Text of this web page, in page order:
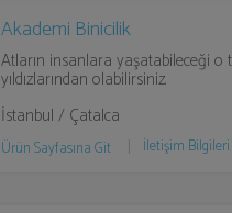
Akademi Binicilik
Atların insanlara yaşatabileceği o
yıldızlarından olabilirsiniz.
İstanbul / Çatalca
Ürün Sayfasına Git İletişim Bilgileri